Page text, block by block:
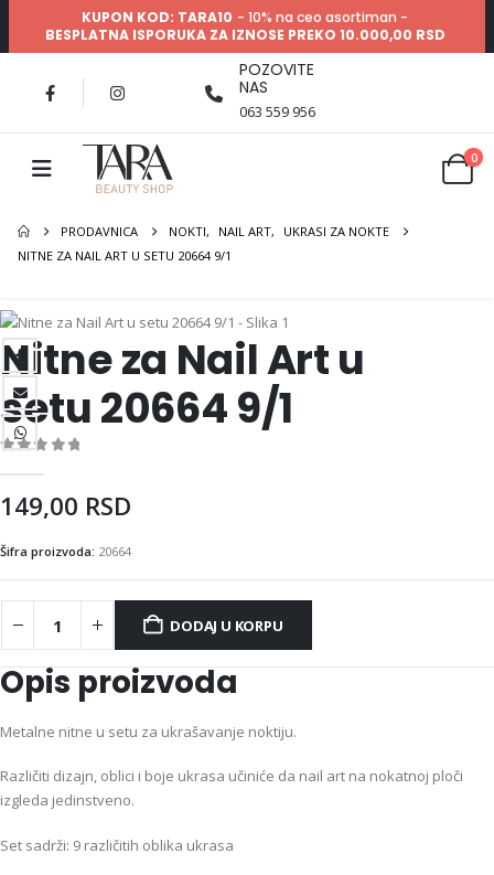
KUPON KOD: TARA10 - 10% na ceo asortiman -
BESPLATNA ISPORUKA ZA IZNOSE PREKO 10.000,00 RSD
POZOVITE
NAS
063 559 956
0
PRODAVNICA NOKTI, NAIL ART,
UKRASI ZA NOKTE
NITNE ZA NAIL ART U SETU 20664 9/1
Nitne za Nail Art u
setu 20664 9/1
149,00 RSD
Šifra proizvoda: 20664
DODAJ U KORPU
Opis proizvoda
Metalne nitne u setu za ukrašavanje noktiju.
Različiti dizajn, oblici i boje ukrasa učiniće da nail art na nokatnoj ploči
izgleda jedinstveno.
Set sadrži: 9 različitih oblika ukrasa